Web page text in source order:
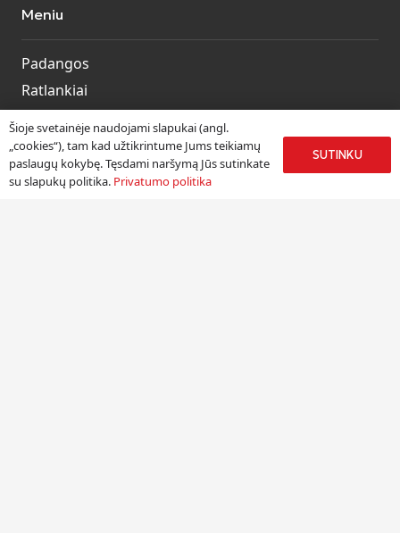
Meniu
Padangos
Ratlankiai
Paslaugos
Šioje svetainėje naudojami slapukai (angl.
„cookies“), tam kad užtikrintume Jums teikiamų
paslaugų kokybę. Tęsdami naršymą Jūs sutinkate
su slapukų politika. Privatumo politika
SUTINKU